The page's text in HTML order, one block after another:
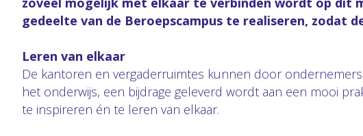
gedeelte van de Beroepscampus te realiseren, zodat
Leren van elkaar
De kantoren en vergaderruimtes kunnen door
het onderwijs, een bijdrage geleverd wordt aan een mooi
te inspireren én te leren van elkaar.